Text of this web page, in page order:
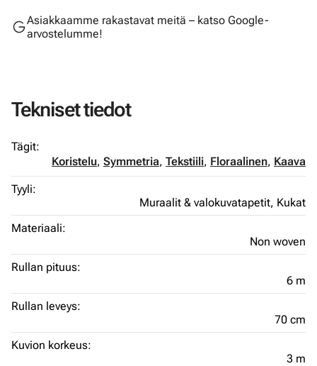
Asiakkaamme rakastavat meitä – katso Google-
arvostelumme!
Tekniset tiedot
Tägit:
Koristelu, Symmetria, Tekstiili, Floraalinen, Kaava
Tyyli:
Muraalit & valokuvatapetit, Kukat
Materiaali:
Non woven
Rullan pituus:
6 m
Rullan leveys:
70 cm
Kuvion korkeus:
3 m